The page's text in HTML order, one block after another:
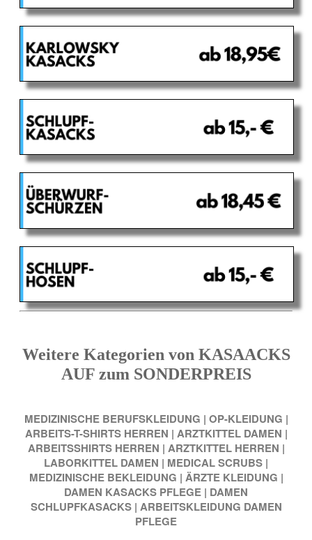
Weitere Kategorien von KASAACKS
AUF zum SONDERPREIS
MEDIZINISCHE BERUFSKLEIDUNG | OP-KLEIDUNG |
ARBEITS-T-SHIRTS HERREN | ARZTKITTEL DAMEN |
ARBEITSSHIRTS HERREN | ARZTKITTEL HERREN |
LABORKITTEL DAMEN | MEDICAL SCRUBS |
MEDIZINISCHE BEKLEIDUNG | ÄRZTE KLEIDUNG |
DAMEN KASACKS PFLEGE | DAMEN
SCHLUPFKASACKS | ARBEITSKLEIDUNG DAMEN
PFLEGE